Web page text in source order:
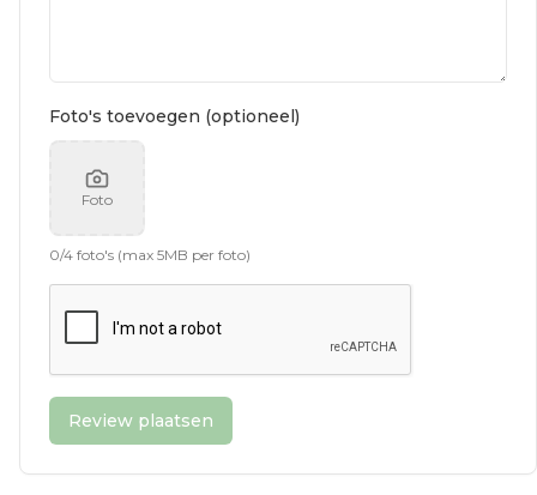
Foto's toevoegen (optioneel)
Foto
0/4 foto's (max 5MB per foto)
Review plaatsen